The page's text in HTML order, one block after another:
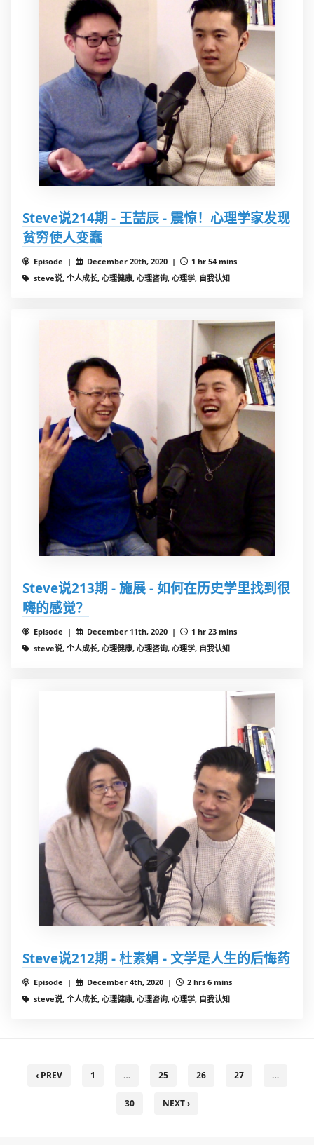
Steve说214期 - 王喆辰 - 震惊！心理学家发现
贫穷使人变蠢
Episode | December 20th, 2020 |
1 hr 54 mins
steve说, 个人成长, 心理健康, 心理咨询, 心理学, 自我认知
Steve说213期 - 施展 - 如何在历史学里找到很
嗨的感觉？
Episode | December 11th, 2020 |
1 hr 23 mins
steve说, 个人成长, 心理健康, 心理咨询, 心理学, 自我认知
Steve说212期 - 杜素娟 - 文学是人生的后悔药
Episode | December 4th, 2020 |
2 hrs 6 mins
steve说, 个人成长, 心理健康, 心理咨询, 心理学, 自我认知
‹ PREV 1 … 25 26 27 …
30 NEXT ›